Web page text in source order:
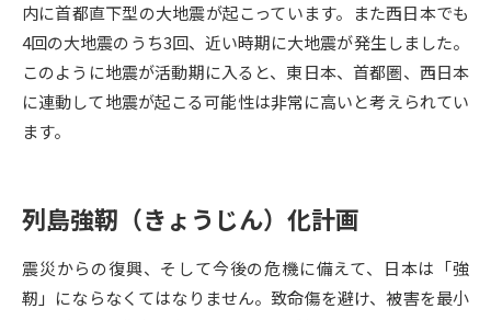
オープンキャンパスなどを調べる
オープンキャンパス検索 実施プログラムから探す
内に首都直下型の大地震が起こっています。また西日本でも
4回の大地震のうち3回、近い時期に大地震が発生しました。
このように地震が活動期に入ると、東日本、首都圏、西日本
に連動して地震が起こる可能性は非常に高いと考えられてい
ます。
列島強靭（きょうじん）化計画
震災からの復興、そして今後の危機に備えて、日本は「強
靭」にならなくてはなりません。致命傷を避け、被害を最小